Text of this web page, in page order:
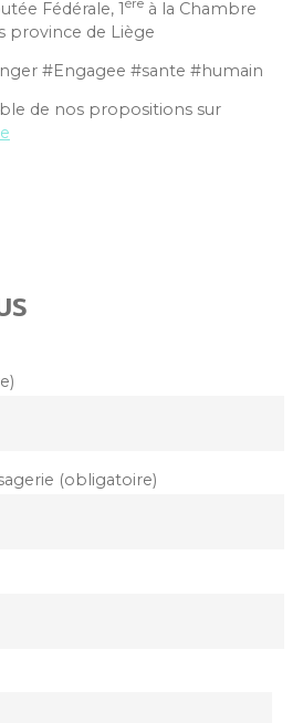
Fédérale, 1ère à la Chambre
province de Liège
#Engagee #sante #humain
de nos propositions sur
(obligatoire)